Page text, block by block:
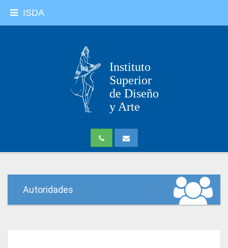
ISDA
Instituto
Superior
de Diseño
y Arte
Autoridades